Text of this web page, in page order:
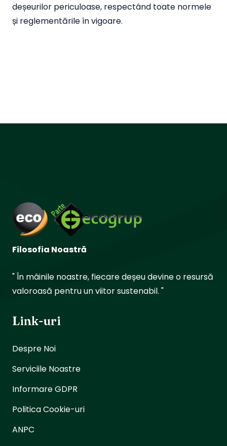
deșeurilor periculoase, respectând toate normele
și reglementările în vigoare.
Filosofia Noastră
" În mâinile noastre, fiecare deșeu devine o resursă
valoroasă pentru un viitor sustenabil. "
Link-uri
Despre Noi
Serviciile Noastre
Informare GDPR
Politica Cookie-uri
ANPC